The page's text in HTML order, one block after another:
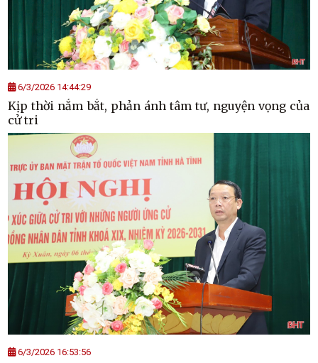
6/3/2026 14:44:29
Kịp thời nắm bắt, phản ánh tâm tư, nguyện vọng của
cử tri
6/3/2026 16:53:56